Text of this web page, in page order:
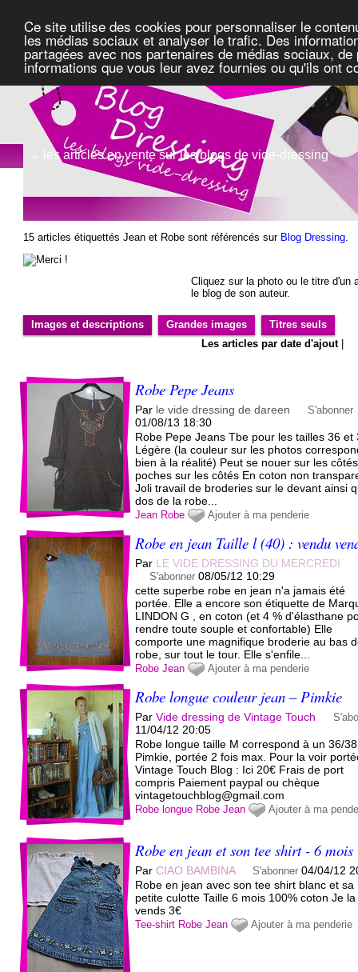
Ce site utilise des cookies pour personnaliser le
les médias sociaux et analyser le trafic. Des
partagées avec nos partenaires de médias sociaux,
informations que vous leur avez fournies ou qu'ils ont
→ les articles en vente sur les blogs de vide-dressing
15 articles étiquettés Jean et Robe sont référencés sur Blog Dressing
Cliquez sur la photo ou le titre d'un
le blog de son auteur.
Images et descriptions Grandes images
Titres seuls
Les articles par date d'ajout|
Robe Pepe Jeans
Par le vide dressing de dareen S'abonner
01/08/13 18:30
Robe Pepe Jeans Tbe pour les tailles 36 et
Légère (la couleur sur les photos
bien à la réalité) Peut se nouer sur les
poches sur les côtés En coton non
Joli travail de broderies sur le devant ainsi
dos de la robe...
Jean Robe Ajouter à ma penderie
Robe en jean Taille l (40) : vendu
Par LE VIDE DRESSING DU MERCREDI
S'abonner 08/05/12 10:29
cette superbe robe en jean n'a jamais été
portée. Elle a encore son étiquette de
LINDON G , en coton (et 4 % d'élasthane
rendre toute souple et confortable) Elle
comporte une magnifique broderie au bas
robe, sur tout le tour. Elle s'enfile...
Robe Jean Ajouter à ma penderie
Robe longue couleur jean – Pimkie
ParVide dressing de Vintage Touch
11/04/12 20:05
Robe longue taille M correspond à un 36/
Pimkie, portée 2 fois max. Pour la voir
Vintage Touch Blog : Ici 20€ Frais de port
compris Paiement paypal ou chèque
vintagetouchblog@gmail.com
Robe longue Robe Jean Ajouter à ma
Robe en jean et son tee shirt - 6 mois
ParCIAO BAMBINA S'abonner 04/04/12
Robe en jean avec son tee shirt blanc et sa
petite culotte Taille 6 mois 100% coton Je la
vends 3€
Tee-shirt Robe Jean Ajouter à ma penderie